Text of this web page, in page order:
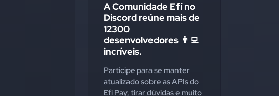
A Comunidade Efí no
Discord reúne mais de
12300
desenvolvedores 👨‍💻
incríveis.
Participe para se manter
atualizado sobre as APIs do
Efí Pay, tirar dúvidas e muito